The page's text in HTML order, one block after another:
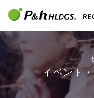
イベント